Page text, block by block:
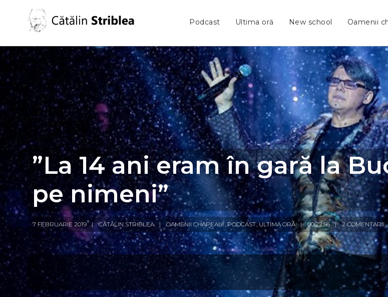
Podcast Ultima oră New school Oamenii
”La 14 ani eram în gară la
pe nimeni”
7 FEBRUARIE 2019 CĂTĂLIN STRIBLEA OAMENII CHAPEAU!, PODCAST,ULTIMA ORĂ 00:22:56 2 COMENTARII